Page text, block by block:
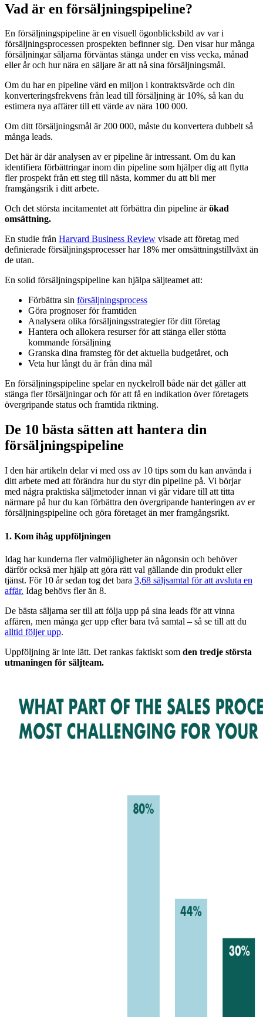
Vad är en försäljningspipeline?
En försäljningspipeline är en visuell ögonblicksbild av var i
försäljningsprocessen prospekten befinner sig. Den visar hur många
försäljningar säljarna förväntas stänga under en viss vecka, månad
eller år och hur nära en säljare är att nå sina försäljningsmål.
Om du har en pipeline värd en miljon i kontraktsvärde och din
konverteringsfrekvens från lead till försäljning är 10%, så kan du
estimera nya affärer till ett värde av nära 100 000.
Om ditt försäljningsmål är 200 000, måste du konvertera dubbelt så
många leads.
Det här är där analysen av er pipeline är intressant. Om du kan
identifiera förbättringar inom din pipeline som hjälper dig att flytta
fler prospekt från ett steg till nästa, kommer du att bli mer
framgångsrik i ditt arbete.
Och det största incitamentet att förbättra din pipeline ärökad
omsättning.
En studie från Harvard Business Review visade att företag med
definierade försäljningsprocesser har 18% mer omsättningstillväxt än
de utan.
En solid försäljningspipeline kan hjälpa säljteamet att:
Förbättra sin försäljningsprocess
Göra prognoser för framtiden
Analysera olika försäljningsstrategier för ditt företag
Hantera och allokera resurser för att stänga eller stötta
kommande försäljning
Granska dina framsteg för det aktuella budgetåret, och
Veta hur långt du är från dina mål
En försäljningspipeline spelar en nyckelroll både när det gäller att
stänga fler försäljningar och för att få en indikation över företagets
övergripande status och framtida riktning.
De 10 bästa sätten att hantera din
försäljningspipeline
I den här artikeln delar vi med oss av 10 tips som du kan använda i
ditt arbete med att förändra hur du styr din pipeline på. Vi börjar
med några praktiska säljmetoder innan vi går vidare till att titta
närmare på hur du kan förbättra den övergripande hanteringen av er
försäljningspipeline och göra företaget än mer framgångsrikt.
1. Kom ihåg uppföljningen
Idag har kunderna fler valmöjligheter än någonsin och behöver
därför också mer hjälp att göra rätt val gällande din produkt eller
tjänst. För 10 år sedan tog det bara 3,68 säljsamtal för att avsluta en
affär. Idag behövs fler än 8.
De bästa säljarna ser till att följa upp på sina leads för att vinna
affären, men många ger upp efter bara två samtal – så se till att du
alltid följer upp.
Uppföljning är inte lätt. Det rankas faktiskt som den tredje största
utmaningen för säljteam.